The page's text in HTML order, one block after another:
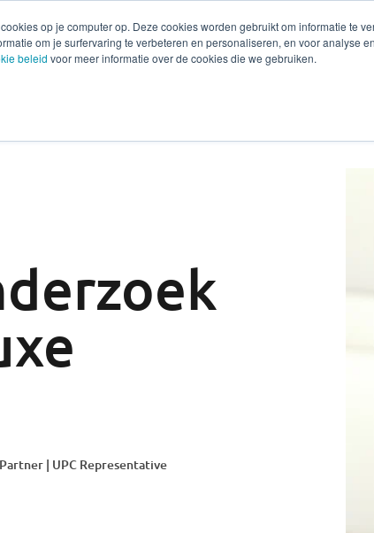
op je computer op. Deze cookies worden gebruikt om informatie te
om je surfervaring te verbeteren en personaliseren, en voor analyse
beleid voor meer informatie over de cookies die we gebruiken.
Sectoren Experts
| UPC Representative